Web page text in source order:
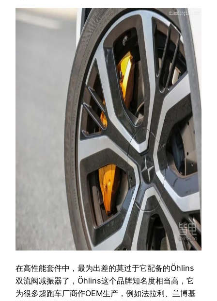
在高性能套件中，最为出差的莫过于它配备的Öhlins
双流阀减振器了，Öhlins这个品牌知名度相当高，它
为很多超跑车厂商作OEM生产，例如法拉利、兰博基